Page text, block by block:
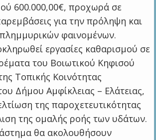
600.000,00€, προχωρά σε
για την πρόληψη και
φαινομένων.
εργασίες καθαρισμού σε
του Βοιωτικού Κηφισού
Τοπικής Κοινότητας
Δήμου Αμφίκλειας – Ελάτειας,
της παροχετευτικότητας
της ομαλής ροής των υδάτων.
θα ακολουθήσουν